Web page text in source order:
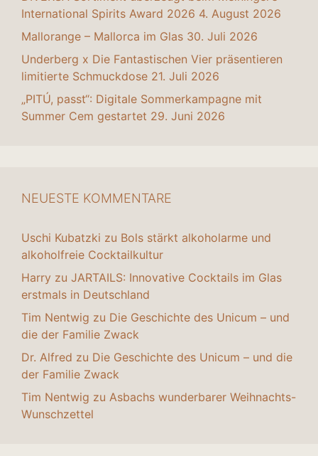
International Spirits Award 2026 4. August 2026
Mallorange – Mallorca im Glas 30. Juli 2026
Underberg x Die Fantastischen Vier präsentieren
limitierte Schmuckdose 21. Juli 2026
„PITÚ, passt“: Digitale Sommerkampagne mit
Summer Cem gestartet 29. Juni 2026
NEUESTE KOMMENTARE
Uschi Kubatzki zu Bols stärkt alkoholarme und
alkoholfreie Cocktailkultur
Harry zu JARTAILS: Innovative Cocktails im Glas
erstmals in Deutschland
Tim Nentwig zu Die Geschichte des Unicum – und
die der Familie Zwack
Dr. Alfred zu Die Geschichte des Unicum – und die
der Familie Zwack
Tim Nentwig zu Asbachs wunderbarer Weihnachts-
Wunschzettel